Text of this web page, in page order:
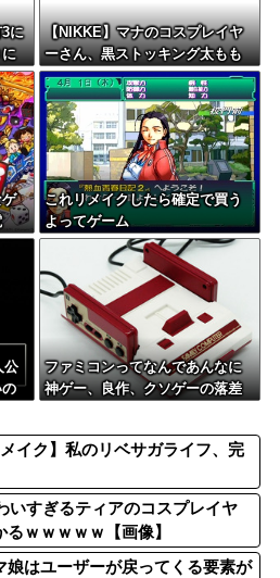
に
【NIKKE】マナのコスプレイヤ
ーさん、黒ストッキング太もも
がえちえちィ！
これリメイクしたら確定で買う
よってゲーム
公
ファミコンってなんであんなに
神ゲー、良作、クソゲーの落差
メイク】私のリベサガライフ、完
いすぎるティアのコスプレイヤ
ｗｗｗｗｗ【画像】
娘はユーザーが戻ってくる要素が